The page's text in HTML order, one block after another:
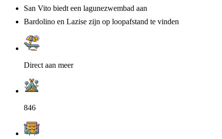
San Vito biedt een lagunezwembad aan
Bardolino en Lazise zijn op loopafstand te vinden
Direct aan meer
846